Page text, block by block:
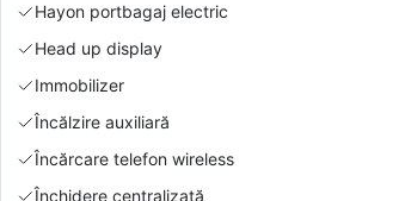
Hayon portbagaj electric
Head up display
Immobilizer
Încălzire auxiliară
Încărcare telefon wireless
Închidere centralizată